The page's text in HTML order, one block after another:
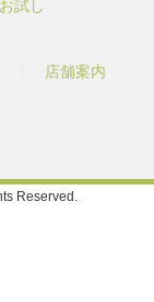
試し
店舗案内
Reserved.